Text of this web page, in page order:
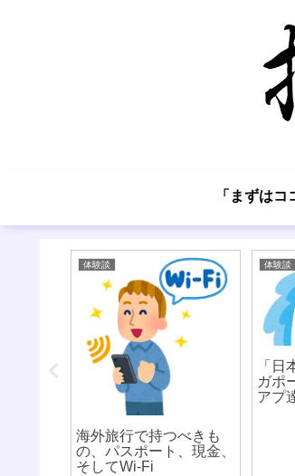
「まずはコ
ツ）氏
体験談
海外旅行で持つべきも
の、パスポート、現金、
そしてWi-Fi
体験談
「日
ガポ
アプ